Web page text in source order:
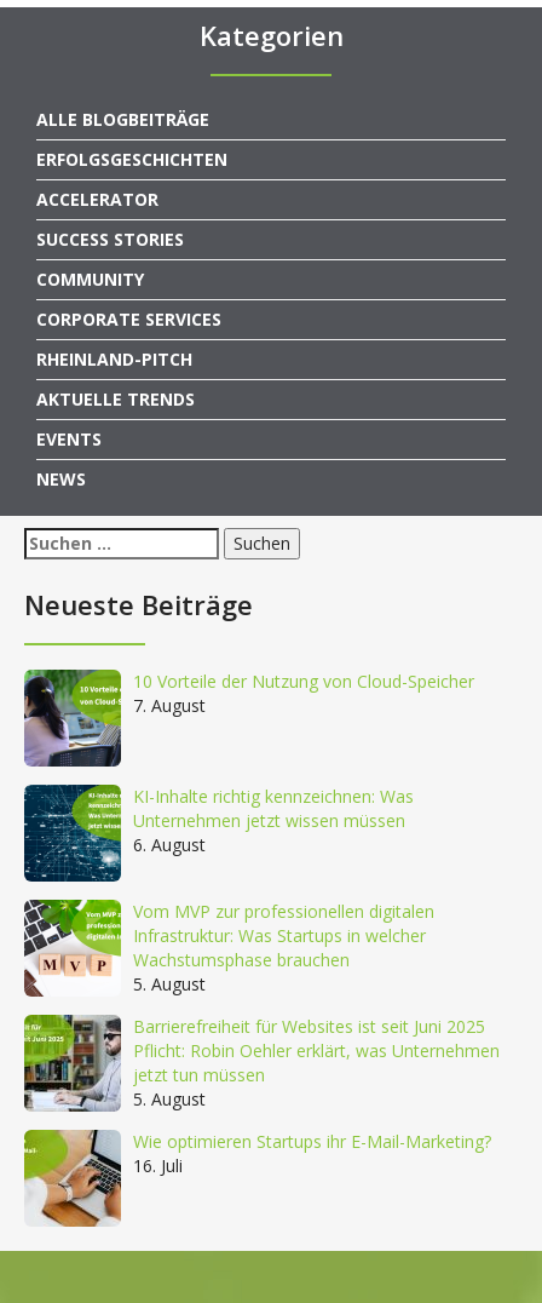
Kategorien
ALLE BLOGBEITRÄGE
ERFOLGSGESCHICHTEN
ACCELERATOR
SUCCESS STORIES
COMMUNITY
CORPORATE SERVICES
RHEINLAND-PITCH
AKTUELLE TRENDS
EVENTS
NEWS
Suchen
nach:
Neueste Beiträge
10 Vorteile der Nutzung von Cloud-Speicher
7. August
KI-Inhalte richtig kennzeichnen: Was
Unternehmen jetzt wissen müssen
6. August
Vom MVP zur professionellen digitalen
Infrastruktur: Was Startups in welcher
Wachstumsphase brauchen
5. August
Barrierefreiheit für Websites ist seit Juni 2025
Pflicht: Robin Oehler erklärt, was Unternehmen
jetzt tun müssen
5. August
Wie optimieren Startups ihr E-Mail-Marketing?
16. Juli